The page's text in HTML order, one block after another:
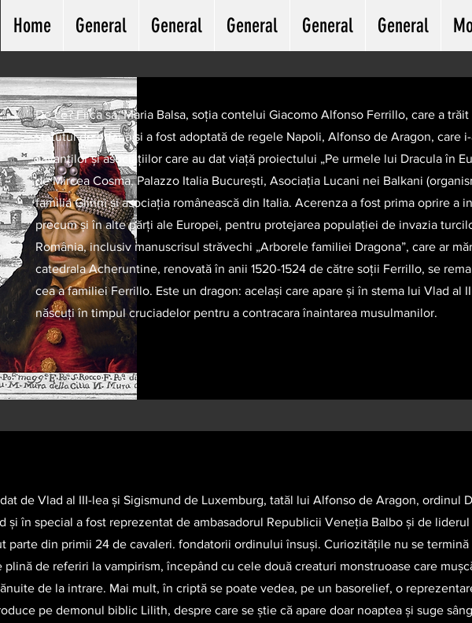
Home General General General General General
De ce? Fiica sa, Maria Balsa, soția contelui Giacomo Alfonso Ferrillo, care a
statutul de orfană și a fost adoptată de regele Napoli, Alfonso de Aragon, care
savanților și asociațiilor care au dat viață proiectului „Pe urmele lui Dracula în
de Mircea Cosma, Palazzo Italia București, Asociația Lucani nei Balkani
familia Glinni și asociația românească din Italia. Acerenza a fost prima oprire a
precum și în alte părți ale Europei, pentru protejarea populației de invazia
România, inclusiv manuscrisul străvechi „Arborele familiei Dragona”, care ar
catedrala Acheruntine, renovată în anii 1520-1524 de către soții Ferrillo, se
cea a familiei Ferrillo. Este un dragon: același care apare și în stema lui Vlad
născuți în timpul cruciadelor pentru a contracara înaintarea musulmanilor.
de Vlad al III-lea și Sigismund de Luxemburg, tatăl lui Alfonso de Aragon, ordinul
și în special a fost reprezentat de ambasadorul Republicii Veneția Balbo și de
parte din primii 24 de cavaleri. fondatorii ordinului însuși. Curiozitățile nu se
plină de referiri la vampirism, începând cu cele două creaturi monstruoase care
de la intrare. Mai mult, în criptă se poate vedea, pe un basorelief, o
pe demonul biblic Lilith, despre care se știe că apare doar noaptea și suge